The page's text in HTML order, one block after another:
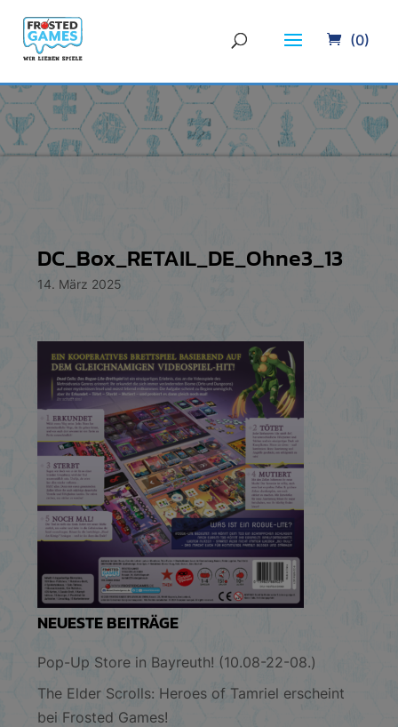
(0)
DC_Box_RETAIL_DE_Ohne3_13
14. März 2025
NEUESTE BEITRÄGE
Pop-Up Store in Bayreuth! (10.08-22-08.)
The Elder Scrolls: Heroes of Tamriel erscheint
bei Frosted Games!